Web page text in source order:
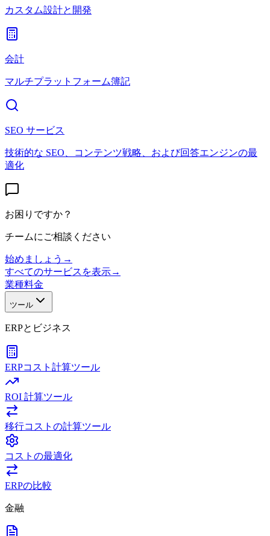
カスタム設計と開発
会計
マルチプラットフォーム簿記
SEO サービス
技術的な SEO、コンテンツ戦略、および回答エンジンの最
適化
お困りですか？
チームにご相談ください
始めましょう →
すべてのサービスを表示→
業種料金
ツール
ERPとビジネス
ERPコスト計算ツール
ROI 計算ツール
移行コストの計算ツール
コストの最適化
ERPの比較
金融